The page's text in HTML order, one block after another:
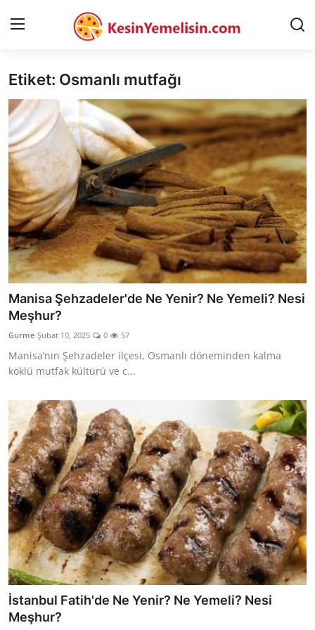
AnaSayfa
Gizlilik Sözleşmesi
Rüya Tabirleri
Diyet & Sağlıklı Beslenme
İletişim
Şehirler
Helal Gıda & Dini Hükümler
Gıda Güvenliği & Bilimi
Kalori & Diyet Rehberi
Mutfak Püf Noktaları & İpuçları
Mekan & Lezzet Rotaları
Temel Gıda ve Ürün Rehberleri
İçecek Kültürü & Barista
Yöresel Tarifler & Ev Yemekleri
Gıda Güvenliği & Sağlık
İçecek Kültürü & Rehberleri
Popüler Kültür & Mutfak Tarihi
Mutfak Temizliği & Pratik Bilgiler
Etiket: Osmanlı mutfağı
Manisa Şehzadeler'de Ne Yenir? Ne Yemeli? Nesi
Meşhur?
Gurme Şubat 10, 2025 0 57
Manisa’nın Şehzadeler ilçesi, Osmanlı döneminden kalma
köklü mutfak kültürü ve c...
İstanbul Fatih'de Ne Yenir? Ne Yemeli? Nesi
Meşhur?